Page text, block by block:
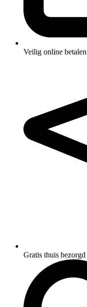
Veilig online betalen
Gratis thuis bezorgd